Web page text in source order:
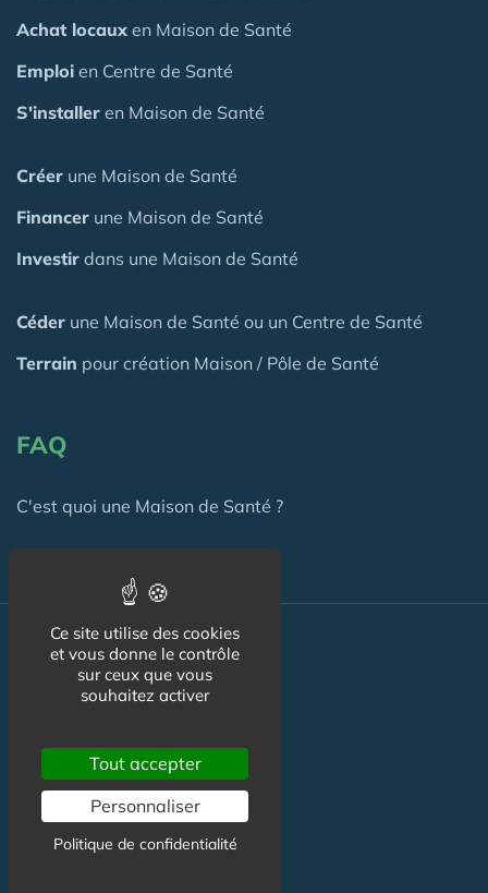
Achat locaux en Maison de Santé
Emploi en Centre de Santé
S'installer en Maison de Santé
Créer une Maison de Santé
Financer une Maison de Santé
Investir dans une Maison de Santé
Céder une Maison de Santé ou un Centre de Santé
Terrain pour création Maison / Pôle de Santé
FAQ
C'est quoi une Maison de Santé ?
Actualité
Actualité Maison de Santé
Agenda Maison de Santé
Flux RSS
Newsletter
Ce site utilise des cookies
et vous donne le contrôle
sur ceux que vous
souhaitez activer
Tout accepter
Personnaliser
Politique de confidentialité